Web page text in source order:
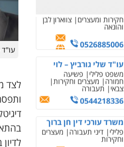
עו"ד שלי גורביץ – לוי
פשיעה
חמורה מעצרים וחקירות
צבאי תעבורה
0544218336
משרד עורכי דין חן ברוך
פלילי דיני תעבורה
וחקירות
0505078733
עו"ד קארין לגטיוי
לצד